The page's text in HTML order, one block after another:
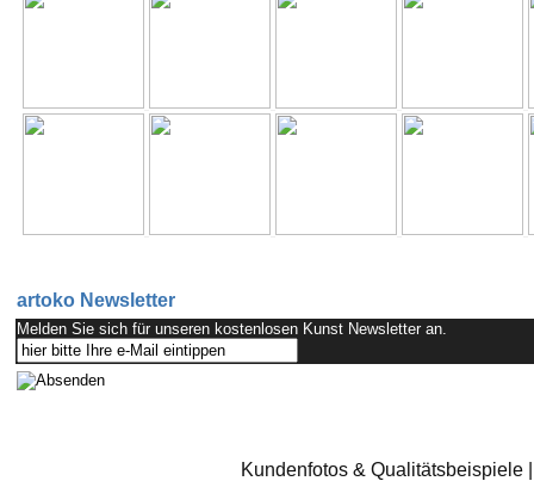
artoko Newsletter
Melden Sie sich für unseren kostenlosen Kunst Newsletter an.
Kundenfotos & Qualitätsbeispiele